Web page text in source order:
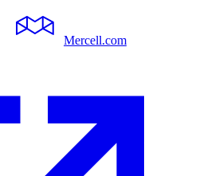
Mercell.com